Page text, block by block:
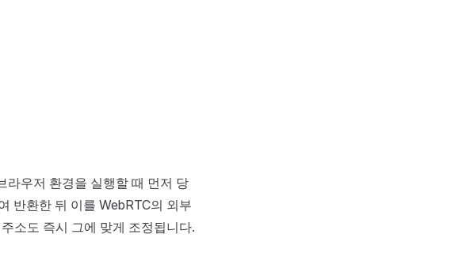
우저 환경을 실행할 때 먼저 당
반환한 뒤 이를 WebRTC의 외부
소도 즉시 그에 맞게 조정됩니다.